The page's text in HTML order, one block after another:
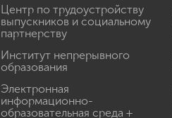
Центр по трудоустройству
выпускников и социальному
партнерству
Институт непрерывного
образования
Электронная
информационно-
образовательная среда +